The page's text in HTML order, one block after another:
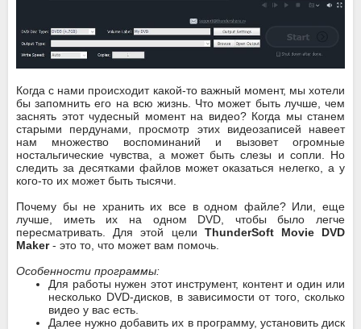
Когда с нами происходит какой-то важный момент, мы хотели
бы запомнить его на всю жизнь. Что может быть лучше, чем
заснять этот чудесный момент на видео? Когда мы станем
старыми пердунами, просмотр этих видеозаписей навеет
нам множество воспоминаний и вызовет огромные
ностальгические чувства, а может быть слезы и сопли. Но
следить за десятками файлов может оказаться нелегко, а у
кого-то их может быть тысячи.
Почему бы не хранить их все в одном файле? Или, еще
лучше, иметь их на одном DVD, чтобы было легче
пересматривать. Для этой цели ThunderSoft Movie DVD
Maker- это то, что может вам помочь.
Особенности программы:
Для работы нужен этот инструмент, контент и один или
несколько DVD-дисков, в зависимости от того, сколько
видео у вас есть.
Далее нужно добавить их в программу, установить диск